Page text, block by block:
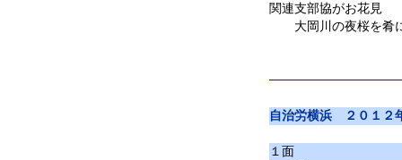
関連支部協がお花見
大岡川の夜桜を肴
自治労横浜 ２０１２
１面